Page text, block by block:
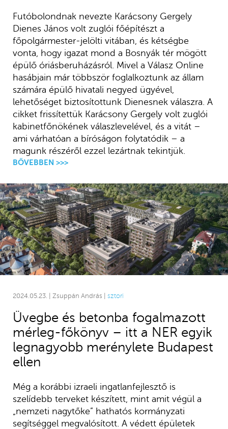
Futóbolondnak nevezte Karácsony Gergely
Dienes János volt zuglói főépítészt a
főpolgármester-jelölti vitában, és kétségbe
vonta, hogy igazat mond a Bosnyák tér mögött
épülő óriásberuházásról. Mivel a Válasz Online
hasábjain már többször foglalkoztunk az állam
számára épülő hivatali negyed ügyével,
lehetőséget biztosítottunk Dienesnek válaszra. A
cikket frissítettük Karácsony Gergely volt zuglói
kabinetfőnökének válaszlevelével, és a vitát –
ami várhatóan a bíróságon folytatódik – a
magunk részéről ezzel lezártnak tekintjük.
BŐVEBBEN >>>
2024.05.23. | Zsuppán András | sztori
Üvegbe és betonba fogalmazott
mérleg-főkönyv – itt a NER egyik
legnagyobb merénylete Budapest
ellen
Még a korábbi izraeli ingatlanfejlesztő is
szelídebb terveket készített, mint amit végül a
„nemzeti nagytőke” hathatós kormányzati
segítséggel megvalósított. A védett épületek